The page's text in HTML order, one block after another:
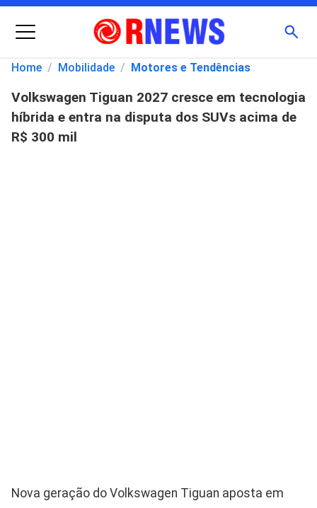
Menu
Pesquisar
por:
Home / Mobilidade / Motores e Tendências
Volkswagen Tiguan 2027 cresce em tecnologia
híbrida e entra na disputa dos SUVs acima de
R$ 300 mil
Nova geração do Volkswagen Tiguan aposta em